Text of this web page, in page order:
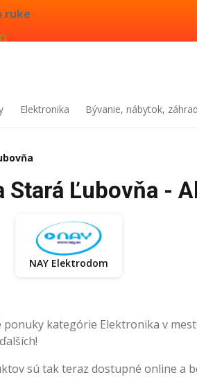
ruke
Elektronika Bývanie, nábytok,
Stará Ľubovňa -
NAY Elektrodom
ponuky kategórie Elektronika v
sú tak teraz dostupné online a